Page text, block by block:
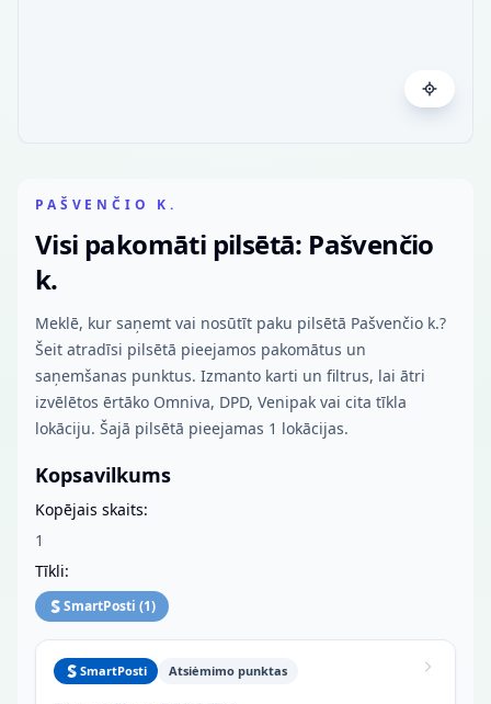
PAŠVENČIO K.
Visi pakomāti pilsētā: Pašvenčio
k.
Meklē, kur saņemt vai nosūtīt paku pilsētā Pašvenčio k.?
Šeit atradīsi pilsētā pieejamos pakomātus un
saņemšanas punktus. Izmanto karti un filtrus, lai ātri
izvēlētos ērtāko Omniva, DPD, Venipak vai cita tīkla
lokāciju. Šajā pilsētā pieejamas 1 lokācijas.
Kopsavilkums
Kopējais skaits:
1
Tīkli:
SmartPosti (1)
SmartPosti Atsiėmimo punktas